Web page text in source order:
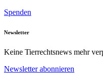
Spenden
Newsletter
Keine Tierrechtsnews mehr
Newsletter abonnieren